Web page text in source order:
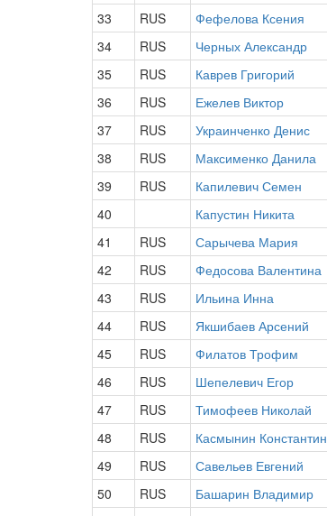
33
RUS Фефелова Ксения
34
RUS Черных Александр
35
RUS Каврев Григорий
36
RUS Ежелев Виктор
37
RUS Украинченко Денис
38
RUS Максименко Данила
39
RUS Капилевич Семен
40
Капустин Никита
41
RUS Сарычева Мария
42
RUS Федосова Валентина
43
RUS Ильина Инна
44
RUS Якшибаев Арсений
45
RUS Филатов Трофим
46
RUS Шепелевич Егор
47
RUS Тимофеев Николай
48
RUS Касмынин Константин
49
RUS Савельев Евгений
50
RUS Башарин Владимир